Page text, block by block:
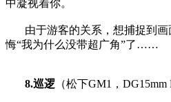
中凝视着你。
由于游客的关系，想捕捉到
悔“我为什么没带超广角”了……
8.巡逻 （松下GM1，DG15mm